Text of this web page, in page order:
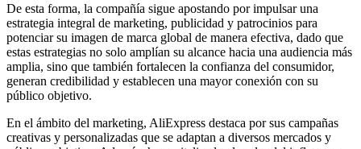
De esta forma, la compañía sigue apostando por impulsar una
estrategia integral de marketing, publicidad y patrocinios para
potenciar su imagen de marca global de manera efectiva, dado que
estas estrategias no solo amplían su alcance hacia una audiencia más
amplia, sino que también fortalecen la confianza del consumidor,
generan credibilidad y establecen una mayor conexión con su
público objetivo.
En el ámbito del marketing, AliExpress destaca por sus campañas
creativas y personalizadas que se adaptan a diversos mercados y